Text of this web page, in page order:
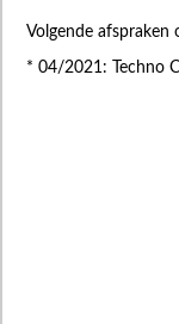
Volgende afspraken
* 04/2021: Techno